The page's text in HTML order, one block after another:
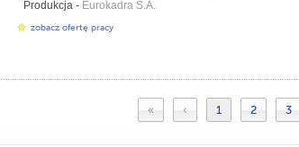
Produkcja - Eurokadra S.A.
zobacz ofertę pracy
« ‹ 1 2 3